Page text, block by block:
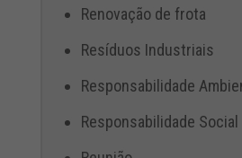
Renovação de frota
Resíduos Industriais
Responsabilidade
Responsabilidade Social